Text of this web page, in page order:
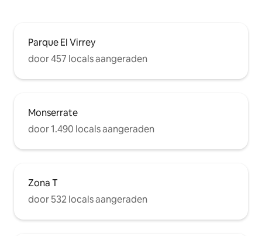
Parque El Virrey
door 457 locals aangeraden
Monserrate
door 1.490 locals aangeraden
Zona T
door 532 locals aangeraden